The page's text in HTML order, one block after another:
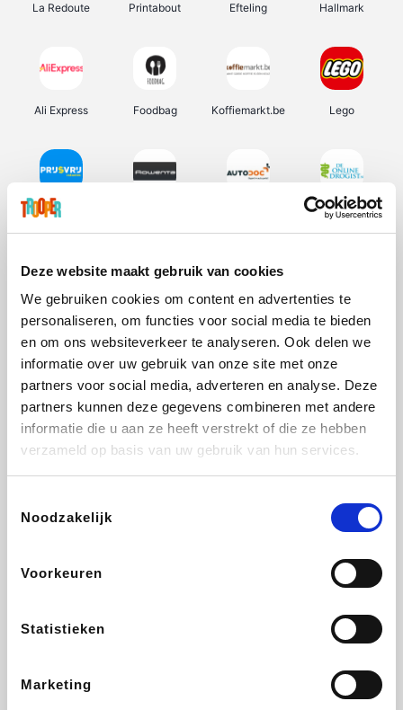
Deze website maakt gebruik van cookies
We gebruiken cookies om content en advertenties te
personaliseren, om functies voor social media te bieden
en om ons websiteverkeer te analyseren. Ook delen we
informatie over uw gebruik van onze site met onze
partners voor social media, adverteren en analyse. Deze
partners kunnen deze gegevens combineren met andere
informatie die u aan ze heeft verstrekt of die ze hebben
verzameld op basis van uw gebruik van hun services.
Noodzakelijk
Voorkeuren
Statistieken
Marketing
La Redoute Printabout Efteling Hallmark
Ali Express Foodbag Koffiemarkt.be Lego
Prijsvrij De Online Drogist
Vidaxl Lampenlicht.be Plopsa Adidas
All Accor
DectDirect
SupraBazar